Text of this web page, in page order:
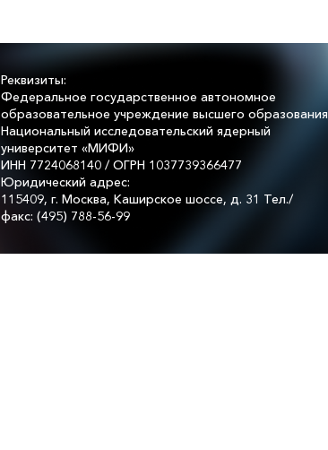
Реквизиты:
Федеральное государственное автономное
образовательное учреждение высшего образования
Национальный исследовательский ядерный
университет «МИФИ»
ИНН 7724068140 / ОГРН 1037739366477
Юридический адрес:
115409, г. Москва, Каширское шоссе, д. 31 Тел./
факс: (495) 788-56-99